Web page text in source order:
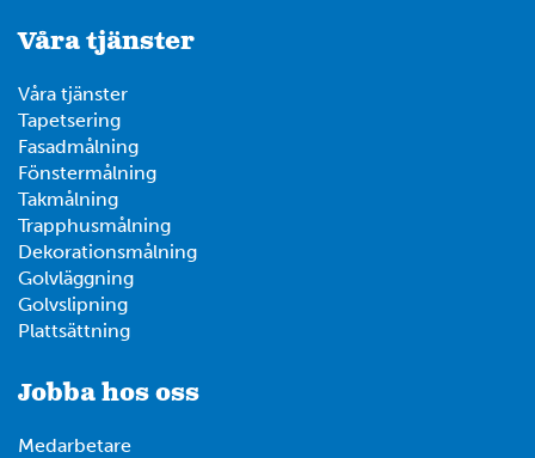
Våra tjänster
Våra tjänster
Tapetsering
Fasadmålning
Fönstermålning
Takmålning
Trapphusmålning
Dekorationsmålning
Golvläggning
Golvslipning
Plattsättning
Jobba hos oss
Medarbetare